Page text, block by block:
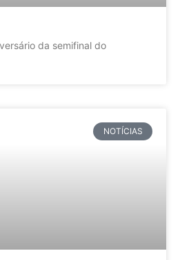
da semifinal do
NOTÍCIAS